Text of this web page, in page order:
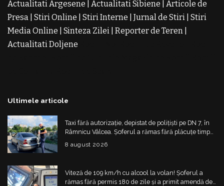
Actualitati Argesene Actualitati Sibiene
Articole de
Presa Stiri Online Stiri Interne Jurnal de Stiri Stiri
Media Online
Sinteza Zilei Reporter de Teren
Actualitati Doljene
Ultimele articole
Taxi fără autorizație, depistat de polițiști pe DN 7, în
Râmnicu Vâlcea. Șoferul a rămas fără plăcuțe timp
de 6 luni
8 august 2026
Viteză de 109 km/h cu alcool la volan! Șoferul a
rămas fără permis 180 de zile și a primit amendă de